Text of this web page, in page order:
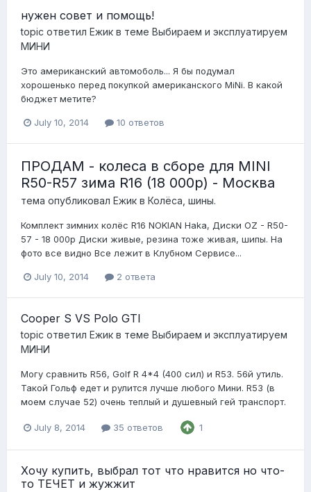
нужен совет и помощь!
topic ответил Ежик в теме Выбираем и эксплуатируем
МИНИ
Это американский автомоболь... Я бы подумал
хорошенько перед покупкой американского MiNi. В какой
бюджет метите?
July 10, 2014 10 ответов
ПРОДАМ - колеса в сборе для MINI
R50-R57 зима R16 (18 000р) - Москва
тема опубликовал Ежик в Колёса, шины.
Комплект зимних колёс R16 NOKIAN Haka, Диски OZ - R50-
57 - 18 000р Диски живые, резина тоже живая, шипы. На
фото все видно Все лежит в Клубном Сервисе...
July 10, 2014 2 ответа
Cooper S VS Polo GTI
topic ответил Ежик в теме Выбираем и эксплуатируем
МИНИ
Могу сравнить R56, Golf R 4*4 (400 сил) и R53. 56й утиль.
Такой Гольф едет и рулится лучше любого Мини. R53 (в
моем случае 52) очень теплый и душевный гей транспорт.
July 8, 2014 35 ответов 1
Хочу купить, выбрал тот что нравится но что-
то ТЕЧЕТ и жужжит